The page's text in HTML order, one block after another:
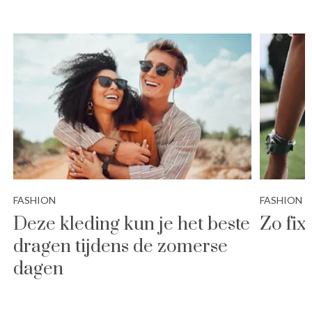
FASHION
Deze kleding kun je het beste
dragen tijdens de zomerse
dagen
FASHION
Zo fix